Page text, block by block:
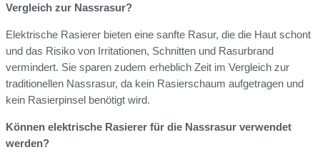
Vergleich zur Nassrasur?
Elektrische Rasierer bieten eine sanfte Rasur, die die Haut schont
und das Risiko von Irritationen, Schnitten und Rasurbrand
vermindert. Sie sparen zudem erheblich Zeit im Vergleich zur
traditionellen Nassrasur, da kein Rasierschaum aufgetragen und
kein Rasierpinsel benötigt wird.
Können elektrische Rasierer für die Nassrasur verwendet
werden?